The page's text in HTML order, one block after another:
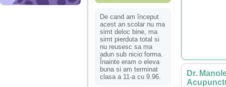
De cand am început
acest an scolar nu ma
simt deloc bine, ma
simt pierduta total si
nu reusesc sa ma
adun sub nicio forma.
Înainte eram o eleva
buna si am terminat
clasa a 11-a cu 9.96.
Dr.